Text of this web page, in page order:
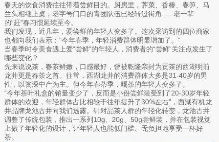
春天的饮食消费往往带着尝鲜目的。厨房里，荠菜、香椿、春笋、马
兰头相继上桌；老字号门口的青团队伍已经转过街角......老一辈
的“赶”春习惯延续至今。
我们发现，近几年，爱尝鲜的年轻人变多了。这次采访到的四位商家
也都向我们表示：“今年春季，年轻消费群体明显增加了。”
当春季时令美食遇上爱“尝鲜”的年轻人，消费者的“尝鲜”关注点发生了
哪些变化？
先来说说茶，春茶鲜嫩，口感最好，曾被乾隆亲封为贡茶的西湖明前
龙井更是春茶之首。往常，西湖龙井的消费群体大多是31-40岁的男
性，以资深中产为主。但今年春茶季，喝茶的年轻人变多了。
“今年茶叶礼盒的销量变少了，反而是小份尝鲜装受到了20-30岁年轻
群体的欢迎，年轻群体占比相较于往年提升了30%左右”，西湖有机龙
井品牌龙池古井向我们透露。针对品茶人群的年轻化转变，龙池古井
调整了传统包装，推出一系列10g、20g、50g尝鲜装，并在包装视觉
上做了年轻化的设计，让年轻人也能低门槛、无负担地享受一杯好
茶。